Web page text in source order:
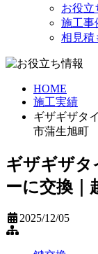
お役立
施工事
相見積
HOME
施工実績
ギザギザタ
市蒲生旭町
ギザギザタ
ーに交換｜
2025/12/05